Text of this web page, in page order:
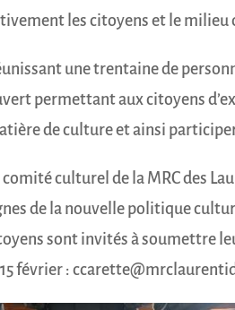
les citoyens et le
une trentaine de
permettant aux citoyens
de culture et ainsi
comité culturel de la MRC des
de la nouvelle politique
sont invités à soumettre
15 février :